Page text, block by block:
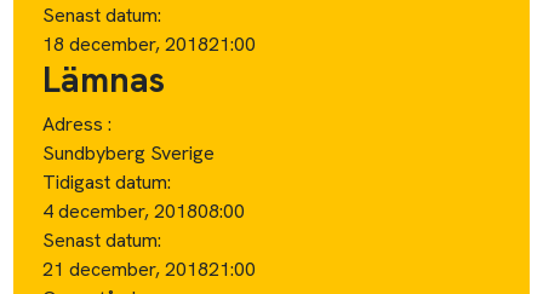
Senast datum:
18 december, 201821:00
Lämnas
Adress :
Sundbyberg Sverige
Tidigast datum:
4 december, 201808:00
Senast datum:
21 december, 201821:00